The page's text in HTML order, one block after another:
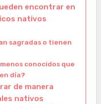
encontrar en
nativos
sagradas o tienen
conocidos que
día?
de manera
nativos